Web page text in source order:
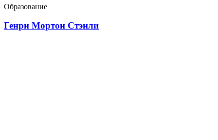
Образование
Генри Мортон Стэнли